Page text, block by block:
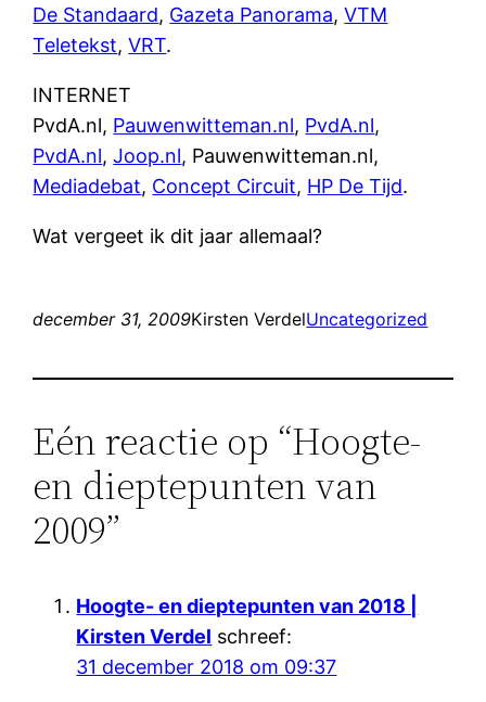
De Standaard, Gazeta Panorama,VTM
Teletekst,VRT.
INTERNET
PvdA.nl, Pauwenwitteman.nl, PvdA.nl,
PvdA.nl,Joop.nl, Pauwenwitteman.nl,
Mediadebat, Concept Circuit, HP De Tijd.
Wat vergeet ik dit jaar allemaal?
december 31, 2009Kirsten VerdelUncategorized
Eén reactie op “Hoogte-
en dieptepunten van
2009”
Hoogte- en dieptepunten van 2018 |
Kirsten Verdel schreef:
31 december 2018 om 09:37